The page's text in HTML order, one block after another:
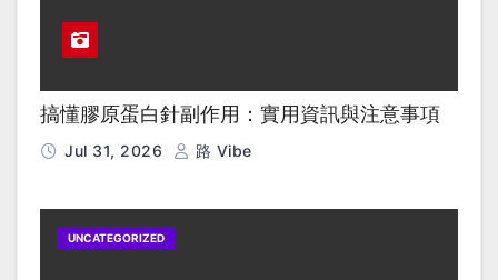
搞懂膠原蛋白針副作用：實用資訊與注意事項
Jul 31, 2026 路 Vibe
UNCATEGORIZED